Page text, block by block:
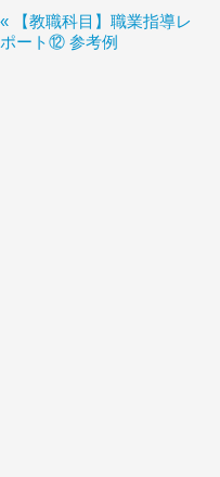
«
【教職科目】職業指導レ
ポート⑫ 参考例